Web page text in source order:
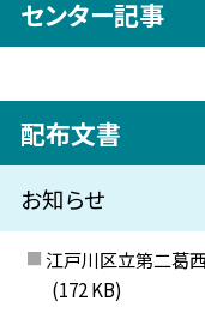
センター記事
配布文書
お知らせ
江戸川区立第二葛
(172 KB)